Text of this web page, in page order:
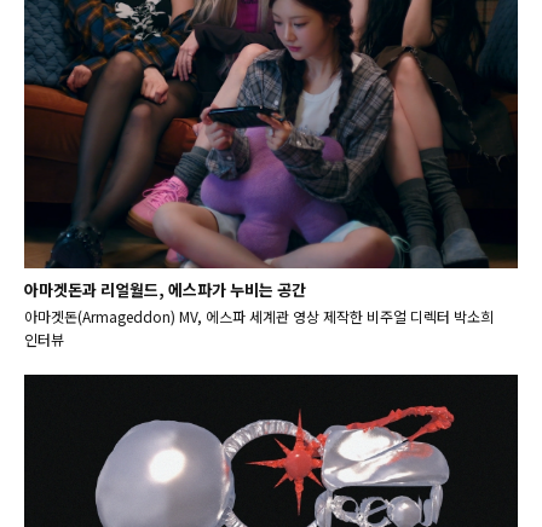
아마겟돈과 리얼월드, 에스파가 누비는 공간
아마겟돈(Armageddon) MV, 에스파 세계관 영상 제작한 비주얼 디렉터 박소희
인터뷰